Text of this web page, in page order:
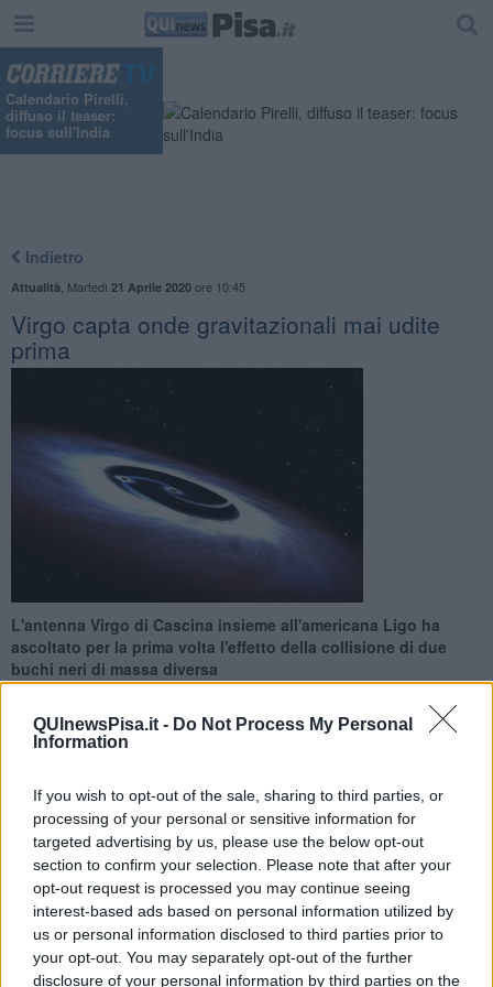
QUInewsPisa.it - Do Not Process My Personal
Information
If you wish to opt-out of the sale, sharing to third parties, or
processing of your personal or sensitive information for
targeted advertising by us, please use the below opt-out
section to confirm your selection. Please note that after your
opt-out request is processed you may continue seeing
interest-based ads based on personal information utilized by
us or personal information disclosed to third parties prior to
your opt-out. You may separately opt-out of the further
disclosure of your personal information by third parties on the
Calendario Pirelli,
diffuso il teaser:
focus sull'India
Indietro
Attualità Martedì 21 Aprile 2020ore 10:45
Virgo capta onde gravitazionali mai udite
prima
L'antenna Virgo di Cascina insieme all'americana Ligo ha
ascoltato per la prima volta l'effetto della collisione di due
buchi neri di massa diversa
PISA —Nuovi segnali dalle onde gravitazionali captati dal rilevatore
toscano Virgo insieme all'altro "cacciatore", lo statunitense Ligo.
Per la prima volta, infatti, sono stati captati i segnali generati dalla
collisione di due buchi neri che hanno massa pari a 30 e 8 volte
quella del Sole.
I due buchi neri si trovano a 2,4 miliardi di anni luce dal Sistema
Solare e e si sono fusi generando così onde gravitazionali. I fisici
hanno spiegato che il segnale "ha due frequenze distinte, come se